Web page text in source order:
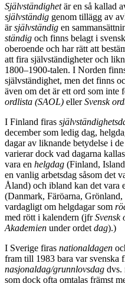
Självständighetär en så kallad
självständig genom tillägg av
ärsjälvständig en
ständig och finns belagt i
oberoende och har rätt att
att fira självständigheter och
1800–1900-talen. I Norden
självständighet, men det finns
även om det är ett ord som inte
ordlista (SAOL) ellerSvensk
I Finland firas
december som ledig dag,
dagar av liknande betydelse i
varierar dock vad dagarna
vara en helgdag (Finland,
en vanlig arbetsdag såsom det
Åland) och ibland kan det vara
(Danmark, Färöarna,
vardagligt om helgdagar som
med rött i kalendern (jfrSvensk
Akademien under ordet dag).)
I Sverige firas nationaldagen
fram till 1983 bara var svenska
nasjonaldag/grunnlovsdag dvs.
som dock ofta omtalas främst